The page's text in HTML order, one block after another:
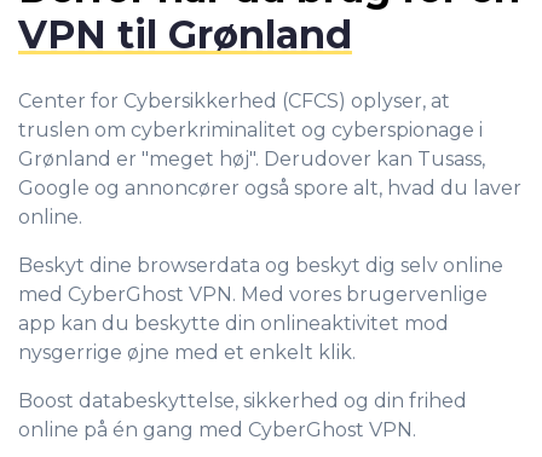
VPN til Grønland
Center for Cybersikkerhed (CFCS) oplyser, at
truslen om cyberkriminalitet og cyberspionage i
Grønland er "meget høj". Derudover kan Tusass,
Google og annoncører også spore alt, hvad du laver
online.
Beskyt dine browserdata og beskyt dig selv online
med CyberGhost VPN. Med vores brugervenlige
app kan du beskytte din onlineaktivitet mod
nysgerrige øjne med et enkelt klik.
Boost databeskyttelse, sikkerhed og din frihed
online på én gang med CyberGhost VPN.